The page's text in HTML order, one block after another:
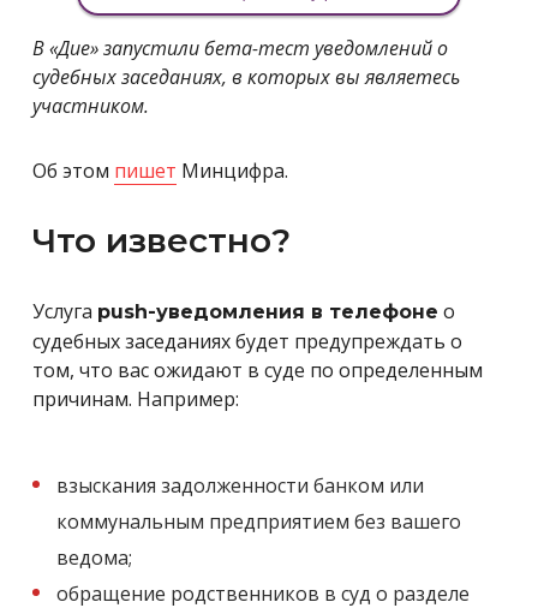
В «Дие» запустили бета-тест уведомлений о
судебных заседаниях, в которых вы являетесь
участником.
Об этом пишет Минцифра.
Что известно?
Услуга push-уведомления в телефоне о
судебных заседаниях будет предупреждать о
том, что вас ожидают в суде по определенным
причинам. Например:
взыскания задолженности банком или
коммунальным предприятием без вашего
ведома;
обращение родственников в суд о разделе